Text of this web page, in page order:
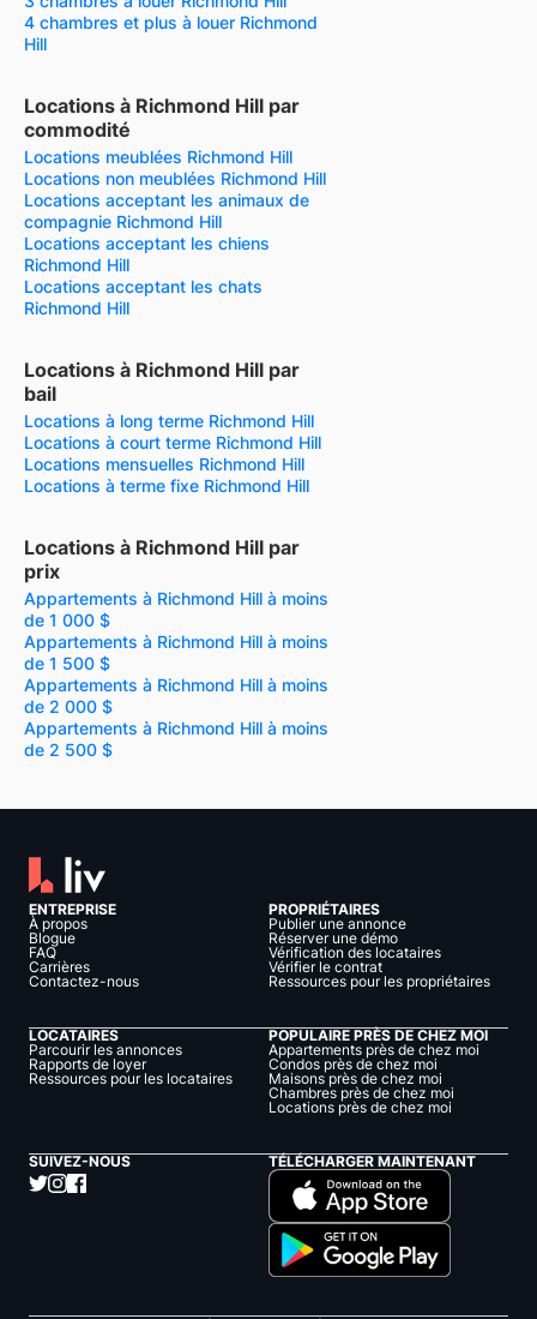
4 chambres et plus à louer Richmond
Hill
Locations à Richmond Hill par
commodité
Locations meublées Richmond Hill
Locations non meublées Richmond Hill
Locations acceptant les animaux de
compagnie Richmond Hill
Locations acceptant les chiens
Richmond Hill
Locations acceptant les chats
Richmond Hill
Locations à Richmond Hill par
bail
Locations à long terme Richmond Hill
Locations à court terme Richmond Hill
Locations mensuelles Richmond Hill
Locations à terme fixe Richmond Hill
Locations à Richmond Hill par
prix
Appartements à Richmond Hill à moins
de 1 000 $
Appartements à Richmond Hill à moins
de 1 500 $
Appartements à Richmond Hill à moins
de 2 000 $
Appartements à Richmond Hill à moins
de 2 500 $
ENTREPRISE
À propos
Blogue
FAQ
Carrières
Contactez-nous
PROPRIÉTAIRES
Publier une annonce
Réserver une démo
Vérification des locataires
Vérifier le contrat
Ressources pour les propriétaires
LOCATAIRES
Parcourir les annonces
Rapports de loyer
Ressources pour les locataires
POPULAIRE PRÈS DE CHEZ MOI
Appartements près de chez moi
Condos près de chez moi
Maisons près de chez moi
Chambres près de chez moi
Locations près de chez moi
SUIVEZ-NOUS TÉLÉCHARGER MAINTENANT